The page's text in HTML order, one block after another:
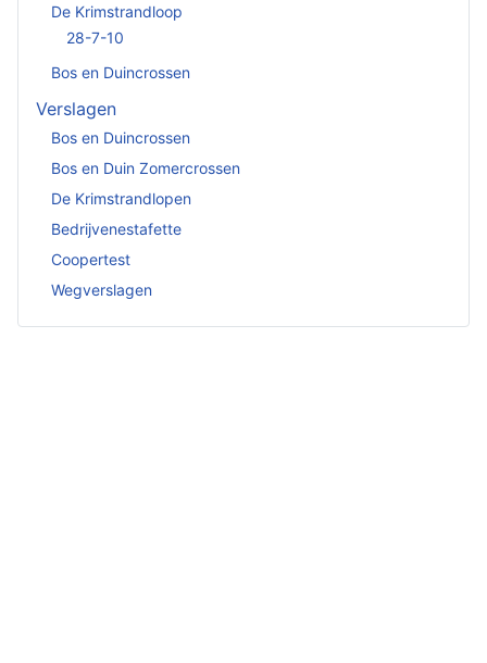
De Krimstrandloop
28-7-10
Bos en Duincrossen
Verslagen
Bos en Duincrossen
Bos en Duin Zomercrossen
De Krimstrandlopen
Bedrijvenestafette
Coopertest
Wegverslagen